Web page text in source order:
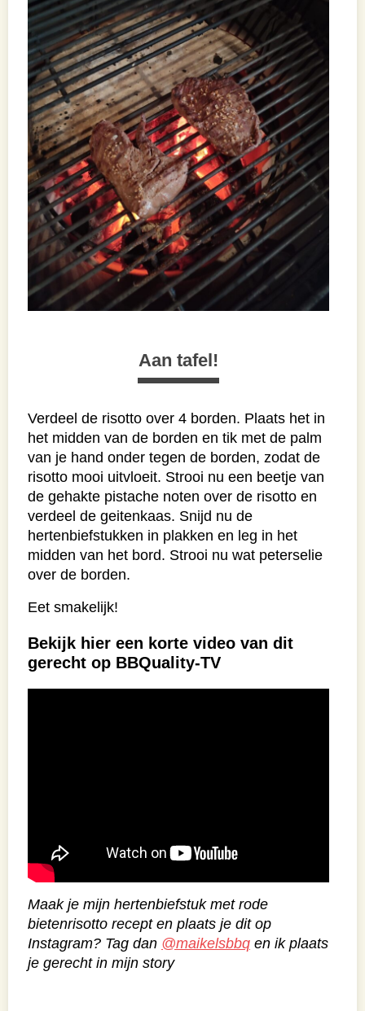
Aan tafel!
Verdeel de risotto over 4 borden. Plaats het in
het midden van de borden en tik met de palm
van je hand onder tegen de borden, zodat de
risotto mooi uitvloeit. Strooi nu een beetje van
de gehakte pistache noten over de risotto en
verdeel de geitenkaas. Snijd nu de
hertenbiefstukken in plakken en leg in het
midden van het bord. Strooi nu wat peterselie
over de borden.
Eet smakelijk!
Bekijk hier een korte video van dit
gerecht op BBQuality-TV
Maak je mijn hertenbiefstuk met rode
bietenrisotto recept en plaats je dit op
Instagram? Tag dan @maikelsbbq en ik plaats
je gerecht in mijn story